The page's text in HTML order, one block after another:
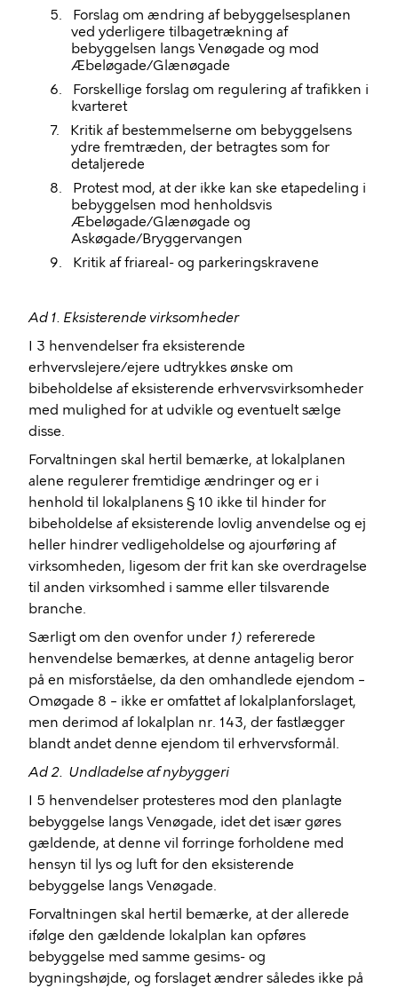
5.
Forslag om ændring af bebyggelsesplanen
ved yderligere tilbagetrækning af
bebyggelsen langs Venøgade og mod
Æbeløgade/Glænøgade
6.
Forskellige forslag om regulering af trafikken i
kvarteret
7.
Kritik af bestemmelserne om bebyggelsens
ydre fremtræden, der betragtes som for
detaljerede
8.
Protest mod, at der ikke kan ske etapedeling i
bebyggelsen mod henholdsvis
Æbeløgade/Glænøgade og
Askøgade/Bryggervangen
9.
Kritik af friareal- og parkeringskravene
Ad 1. Eksisterende virksomheder
I 3 henvendelser fra eksisterende
erhvervslejere/ejere udtrykkes ønske om
bibeholdelse af eksisterende erhvervsvirksomheder
med mulighed for at udvikle og eventuelt sælge
disse.
Forvaltningen skal hertil bemærke, at lokalplanen
alene regulerer fremtidige ændringer og er i
henhold til lokalplanens § 10 ikke til hinder for
bibeholdelse af eksisterende lovlig anvendelse og ej
heller hindrer vedligeholdelse og ajourføring af
virksomheden, ligesom der frit kan ske overdragelse
til anden virksomhed i samme eller tilsvarende
branche.
Særligt om den ovenfor under 1) refererede
henvendelse bemærkes, at denne antagelig beror
på en misforståelse, da den omhandlede ejendom –
Omøgade 8 – ikke er omfattet af lokalplanforslaget,
men derimod af lokalplan nr. 143, der fastlægger
blandt andet denne ejendom til erhvervsformål.
Ad 2. Undladelse af nybyggeri
I 5 henvendelser protesteres mod den planlagte
bebyggelse langs Venøgade, idet det især gøres
gældende, at denne vil forringe forholdene med
hensyn til lys og luft for den eksisterende
bebyggelse langs Venøgade.
Forvaltningen skal hertil bemærke, at der allerede
ifølge den gældende lokalplan kan opføres
bebyggelse med samme gesims- og
bygningshøjde, og forslaget ændrer således ikke på